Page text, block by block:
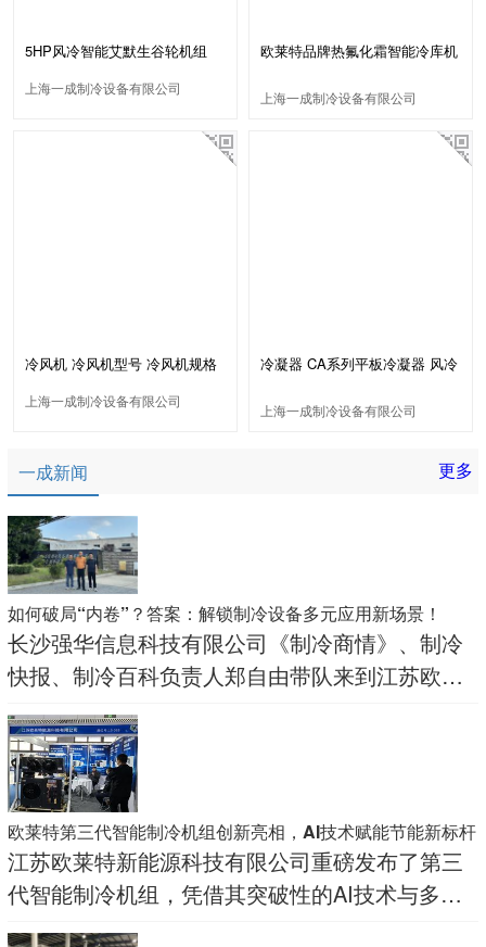
5HP风冷智能艾默生谷轮机组
上海一成制冷设备有限公司
欧莱特品牌热氟化霜智能冷库机
上海一成制冷设备有限公司
冷风机 冷风机型号 冷风机规格
上海一成制冷设备有限公司
冷凝器 CA系列平板冷凝器 风冷
上海一成制冷设备有限公司
一成新闻 更多
如何破局“内卷”？答案：解锁制冷设备多元应用新场景！
长沙强华信息科技有限公司《制冷商情》、制冷
快报、制冷百科负责人郑自由带队来到江苏欧莱
特探寻这家企业实现可持续发展的秘诀。
欧莱特第三代智能制冷机组创新亮相，AI技术赋能节能新标杆
江苏欧莱特新能源科技有限公司重磅发布了第三
代智能制冷机组，凭借其突破性的AI技术与多元
创新功能，成为展会焦点，吸引了众多观众驻足